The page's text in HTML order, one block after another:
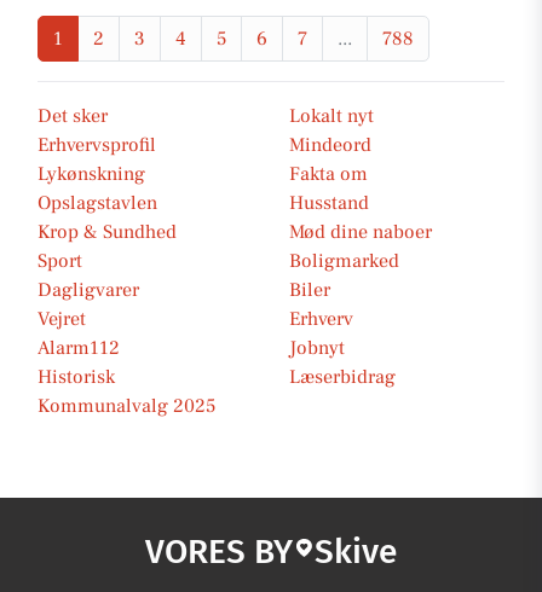
1 2 3 4 5 6 7 ... 788
Det sker
Lokalt nyt
Erhvervsprofil
Mindeord
Lykønskning
Fakta om
Opslagstavlen
Husstand
Krop & Sundhed
Mød dine naboer
Sport
Boligmarked
Dagligvarer
Biler
Vejret
Erhverv
Alarm112
Jobnyt
Historisk
Læserbidrag
Kommunalvalg 2025
VORES BY Skive